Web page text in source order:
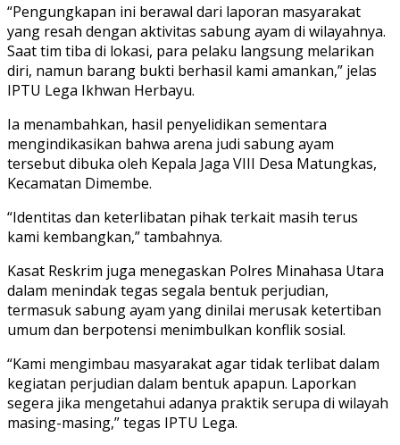
“Pengungkapan ini berawal dari laporan masyarakat
yang resah dengan aktivitas sabung ayam di wilayahnya.
Saat tim tiba di lokasi, para pelaku langsung melarikan
diri, namun barang bukti berhasil kami amankan,” jelas
IPTU Lega Ikhwan Herbayu.
Ia menambahkan, hasil penyelidikan sementara
mengindikasikan bahwa arena judi sabung ayam
tersebut dibuka oleh Kepala Jaga VIII Desa Matungkas,
Kecamatan Dimembe.
“Identitas dan keterlibatan pihak terkait masih terus
kami kembangkan,” tambahnya.
Kasat Reskrim juga menegaskan Polres Minahasa Utara
dalam menindak tegas segala bentuk perjudian,
termasuk sabung ayam yang dinilai merusak ketertiban
umum dan berpotensi menimbulkan konflik sosial.
“Kami mengimbau masyarakat agar tidak terlibat dalam
kegiatan perjudian dalam bentuk apapun. Laporkan
segera jika mengetahui adanya praktik serupa di wilayah
masing-masing,” tegas IPTU Lega.